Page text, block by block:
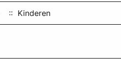
:: Kinderen